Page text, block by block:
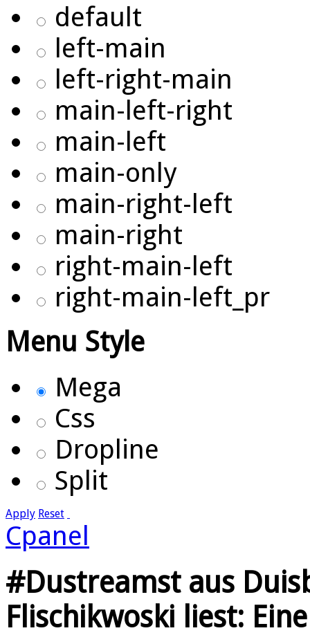
default
left-main
left-right-main
main-left-right
main-left
main-only
main-right-left
main-right
right-main-left
right-main-left_pr
Menu Style
Mega
Css
Dropline
Split
Apply Reset
Cpanel
#Dustreamst aus
Flischikwoski liest: